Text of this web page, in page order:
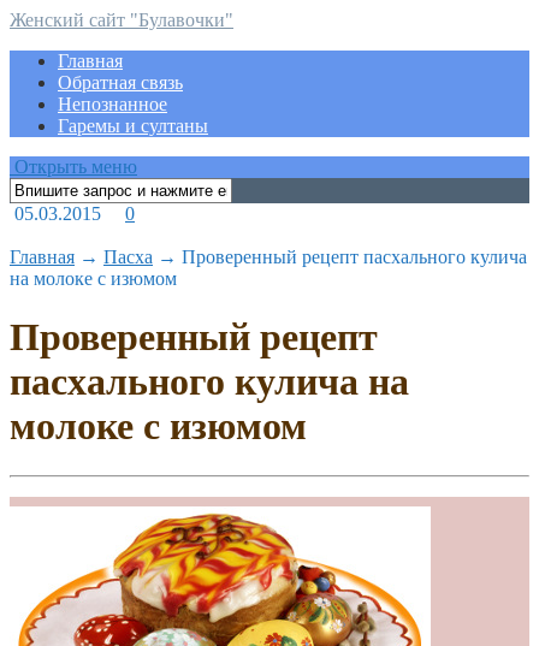
Женский сайт "Булавочки"
Главная
Обратная связь
Непознанное
Гаремы и султаны
Открыть меню
05.03.2015 0
Главная → Пасха → Проверенный рецепт пасхального кулича
на молоке с изюмом
Проверенный рецепт
пасхального кулича на
молоке с изюмом